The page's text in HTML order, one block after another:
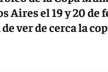
Aires el 19 y 20
ver de cerca la